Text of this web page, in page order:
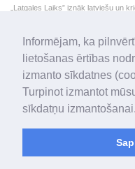
Informējam, ka
lietošanas ērtības
izmanto sīkdatnes
Turpinot izmantot
sīkdatņu izmantošanai.
„Latgales Laiks” iznāk latviešu un
„Latgales Laiks” latviešu valodā
2026. gada 8. augusts
Sestdiena
Mudīte, Vladislava, Vladislavs